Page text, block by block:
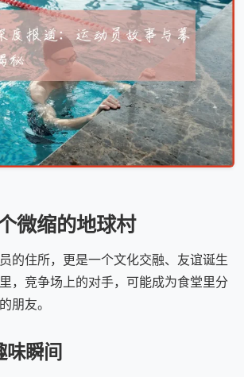
微缩的地球村
的住所，更是一个文化交融、友谊诞生
，竞争场上的对手，可能成为食堂里分
朋友。
味瞬间